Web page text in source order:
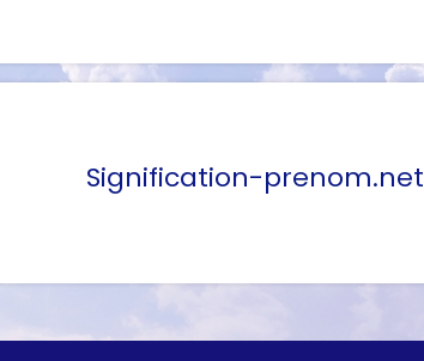
Signification-prenom.net